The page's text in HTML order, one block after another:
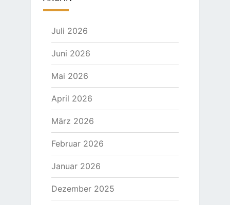
Juli 2026
Juni 2026
Mai 2026
April 2026
März 2026
Februar 2026
Januar 2026
Dezember 2025